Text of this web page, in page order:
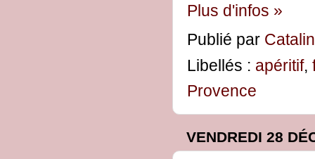
Plus d'infos »
Publié par
Libellés : apéritif,
Provence
VENDREDI 28